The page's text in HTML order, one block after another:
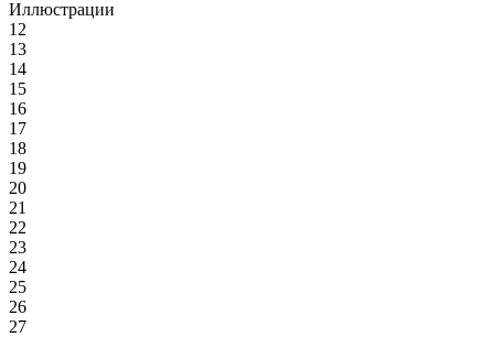
Иллюстрации
12
13
14
15
16
17
18
19
20
21
22
23
24
25
26
27